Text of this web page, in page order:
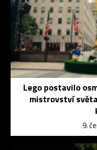
Lego postavilo
mistrovství
9.